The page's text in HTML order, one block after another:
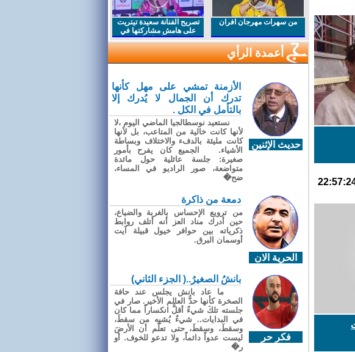
من سهرات مهرجان افران
تصريح الفنانة سعيدة تيتريت
على هامش مشاركتها في
مهرجان افران
أعمدة الرأي
حديث الإثنين
الأزمنة تمشي على مهل كأنها
تدرك أن الجمال لا يُدرك إلا
بالتأمل في الكل .
نستعيد نوسطالجيا الماضي اليوم ،لا
لأنها كانت خالية من المتاعب، بل لأنها
كانت مليئة بالدفء والاختلاف وبساطة
الأشياء. الجميع كان يفرح بأمور
صغيرة: جلسة عائلية حول مائدة
متواضعة، صور الراديو في المساء،
ضح�
الحرية الان
دمعة من ذاكرة
من ترويع الإحساس بالغربة والضياع،
حين أدرك مناد العز أنه أتلف روابط
ذكرياته بين حوافر خيول قبيلة آيت
أوسمان البرق.
فكر حر
بانشُ الصغيرُ..( الجزء الثاني)
ما عاد بانش يجلس عند حافة
الصخرة كأنها حدُّ العالم الأخير. صار في
جلسته تلكَ شيءٌ أقلُّ انكساراً مما كان
في البدايات.. شيءٌ يُشبِه من سقطَ،
وسقطَ، وسقطَ، حتى تعلّم أن الأرضَ
ليست عدواً دائماً، ولا تدعو للخوف. أو
ر�